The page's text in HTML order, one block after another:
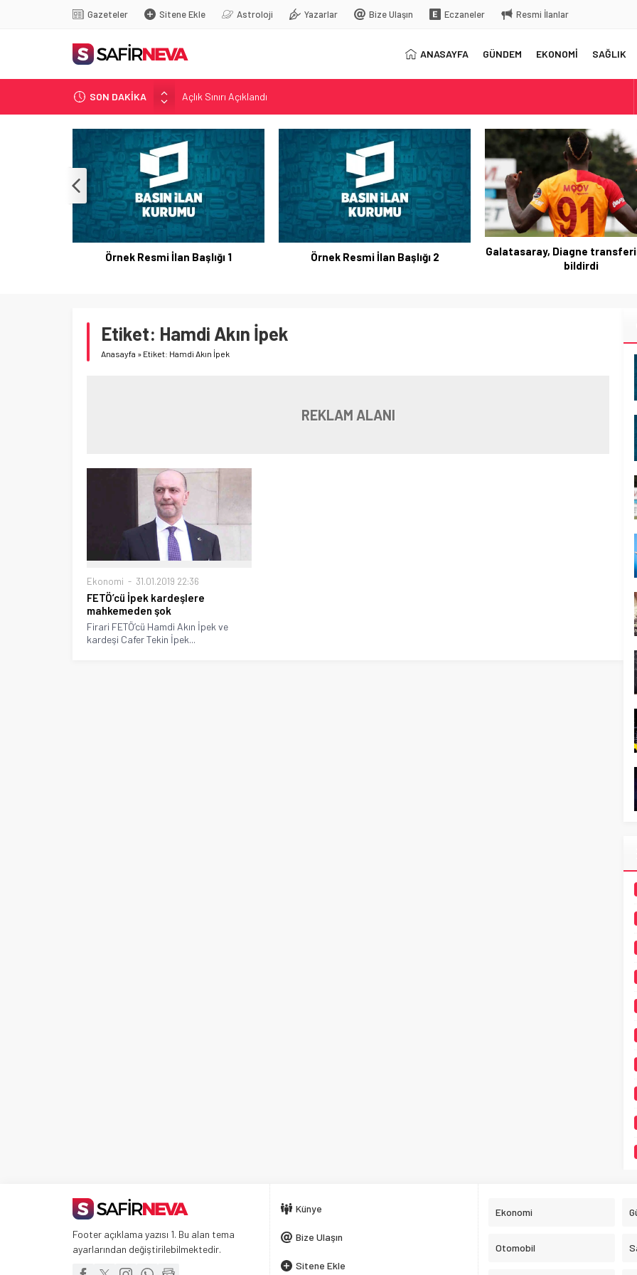
Gazeteler Sitene Ekle Astroloji Yazarlar Bize Ulaşın Eczaneler Resmi İlanlar
ANASAYFA GÜNDEM EKONOMİ SAĞLIK
SON DAKİKA
Açlık Sınırı Açıklandı
Öğretmenlere Kötü Haber
FETÖ’nün kritik ismi tutuklandı
Son dakika… İstanbul’da trafik felç
Yunanistan Başbakanı Çipras Türkiye’ye gelecek
Örnek Resmi İlan Başlığı 1 Örnek Resmi İlan Başlığı 2
Galatasaray, Diagne
bildirdi
Etiket: Hamdi Akın İpek
Anasayfa » Etiket: Hamdi Akın İpek
REKLAM ALANI
Ekonomi 31.01.2019 22:36
FETÖ’cü İpek kardeşlere
mahkemeden şok
Firari FETÖ’cü Hamdi Akın İpek ve
kardeşi Cafer Tekin İpek...
Footer açıklama yazısı 1. Bu alan tema
ayarlarından değiştirilebilmektedir.
Künye
Bize Ulaşın
Sitene Ekle
Ekonomi
Otomobil